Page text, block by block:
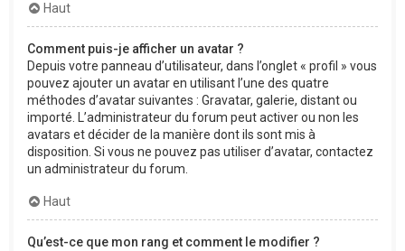
Haut
Comment puis-je afficher un avatar ?
Depuis votre panneau d’utilisateur, dans l’onglet « profil » vous
pouvez ajouter un avatar en utilisant l’une des quatre
méthodes d’avatar suivantes : Gravatar, galerie, distant ou
importé. L’administrateur du forum peut activer ou non les
avatars et décider de la manière dont ils sont mis à
disposition. Si vous ne pouvez pas utiliser d’avatar, contactez
un administrateur du forum.
Haut
Qu’est-ce que mon rang et comment le modifier ?